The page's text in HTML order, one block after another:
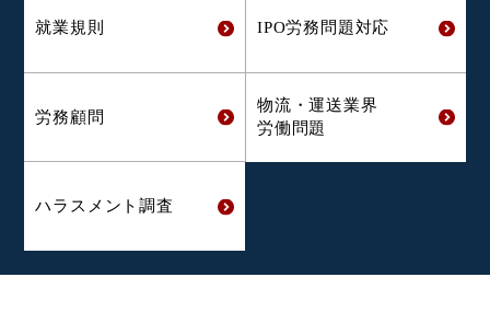
就業規則 IPO労務問題対応
労務顧問
物流・運送業界
労働問題
ハラスメント調査